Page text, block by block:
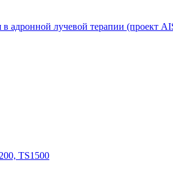
в адронной лучевой терапии (проект
TS1500